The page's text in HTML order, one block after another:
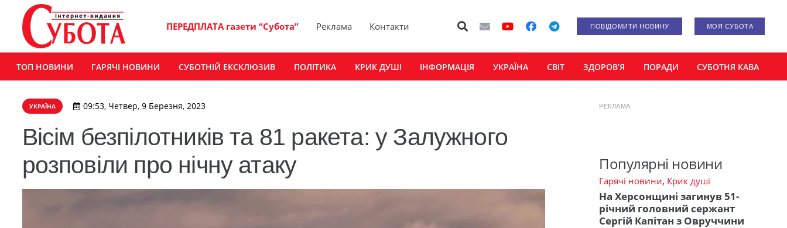
ПЕРЕДПЛАТА газети “Субота” Реклама Контакти ПОВІДОМИТИ НОВИНУ МОЯ СУБОТА
ТОП НОВИНИ ГАРЯЧІ НОВИНИ СУБОТНІЙ ЕКСКЛЮЗИВ ПОЛІТИКА КРИК ДУШІ ІНФОРМАЦІЯ УКРАЇНА СВІТ ЗДОРОВ’Я ПОРАДИ СУБОТНЯ КАВА
УКРАЇНА 09:53, Четвер, 9 Березня, 2023
Вісім безпілотників та 81 ракета: у Залужного
розповіли про нічну атаку
РЕКЛАМА
Популярні новини
Гарячі новини, Крик душі
На Херсонщині загинув 51-
річний головний сержант
Сергій Капітан з Овруччини